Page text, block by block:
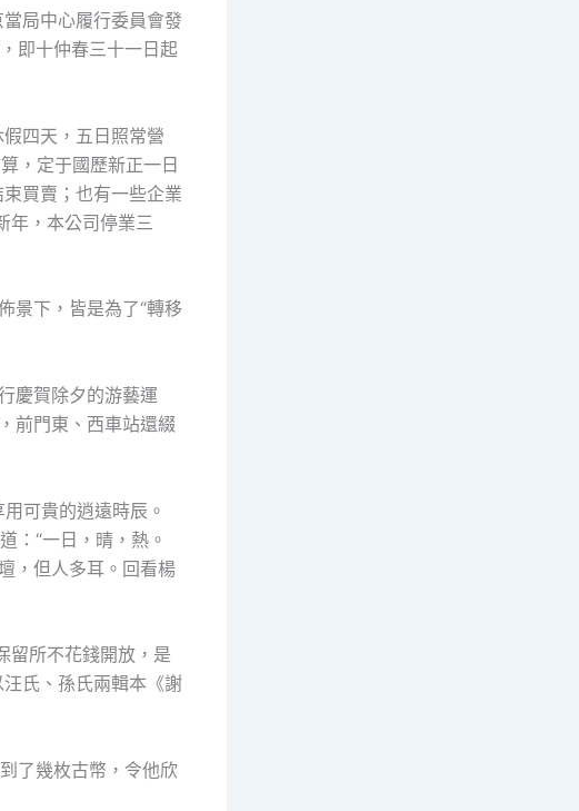
局中心履行委員會發
即十仲春三十一日起
四天，五日照常營
，定于國歷新正一日
買賣；也有一些企業
年，本公司停業三
景下，皆是為了“轉移
慶賀除夕的游藝運
前門東、西車站還綴
可貴的逍遠時辰。
：“一日，晴，熱。
，但人多耳。回看楊
留所不花錢開放，是
氏、孫氏兩輯本《謝
了幾枚古幣，令他欣